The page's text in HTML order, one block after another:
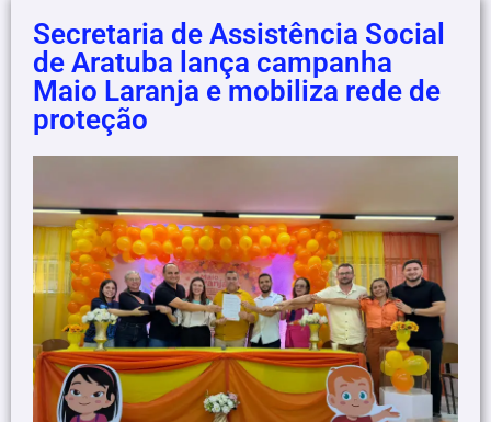
Secretaria de Assistência Social
de Aratuba lança campanha
Maio Laranja e mobiliza rede de
proteção